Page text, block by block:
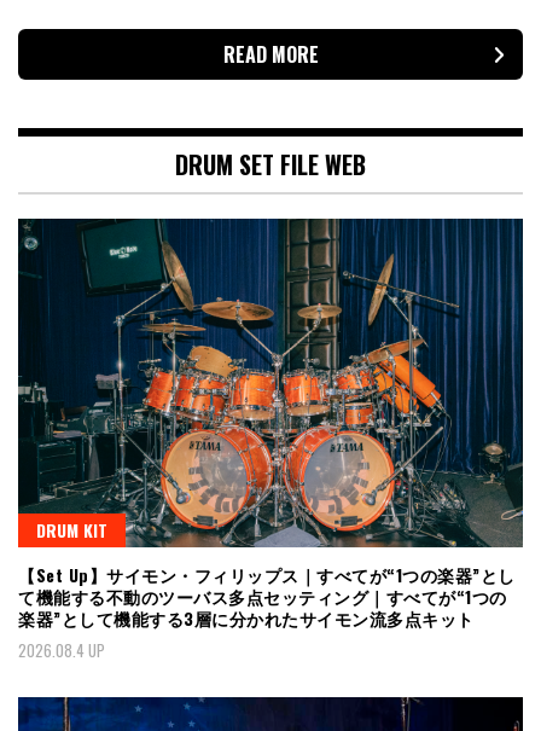
READ MORE
DRUM SET FILE WEB
DRUM KIT
【Set Up】サイモン・フィリップス｜すべてが“1つの楽器”とし
て機能する不動のツーバス多点セッティング｜すべてが“1つの
楽器”として機能する3層に分かれたサイモン流多点キット
2026.08.4 UP